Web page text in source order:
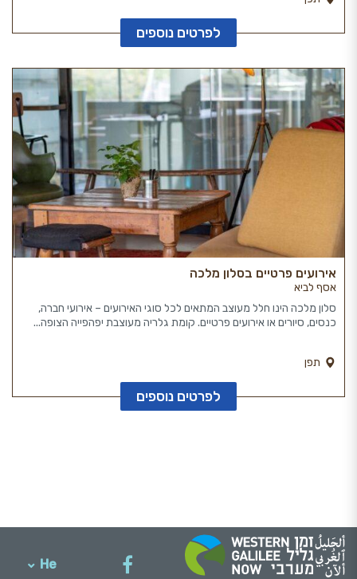
לפרטים נוספים
אירועים פרטיים בסלון מלכה
אסף לביא
סלון מלכה הינו חלל מעוצב המתאים לכל סוגי האירועים – אירועי חברה,
כנסים, סיורים או אירועים פרטיים. קומת גלריה מעוצבת יפהפייה הצופה...
תפן
לפרטים נוספים
He